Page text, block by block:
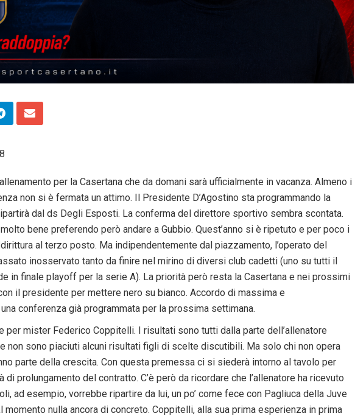
per la Casertana che da domani sarà ufficialmente in vacanza. Almeno i
non si è fermata un attimo. Il Presidente D’Agostino sta programmando la
dal ds Degli Esposti. La conferma del direttore sportivo sembra scontata.
bene preferendo però andare a Gubbio. Quest’anno si è ripetuto e per poco i
al terzo posto. Ma indipendentemente dal piazzamento, l’operato del
inosservato tanto da finire nel mirino di diversi club cadetti (uno su tutti il
in finale playoff per la serie A). La priorità però resta la Casertana e nei prossimi
il presidente per mettere nero su bianco. Accordo di massima e
conferenza già programmata per la prossima settimana.
per mister Federico Coppitelli. I risultati sono tutti dalla parte dell’allenatore
non sono piaciuti alcuni risultati figli di scelte discutibili. Ma solo chi non opera
parte della crescita. Con questa premessa ci si siederà intorno al tavolo per
di prolungamento del contratto. C’è però da ricordare che l’allenatore ha ricevuto
ad esempio, vorrebbe ripartire da lui, un po’ come fece con Pagliuca della Juve
momento nulla ancora di concreto. Coppitelli, alla sua prima esperienza in prima